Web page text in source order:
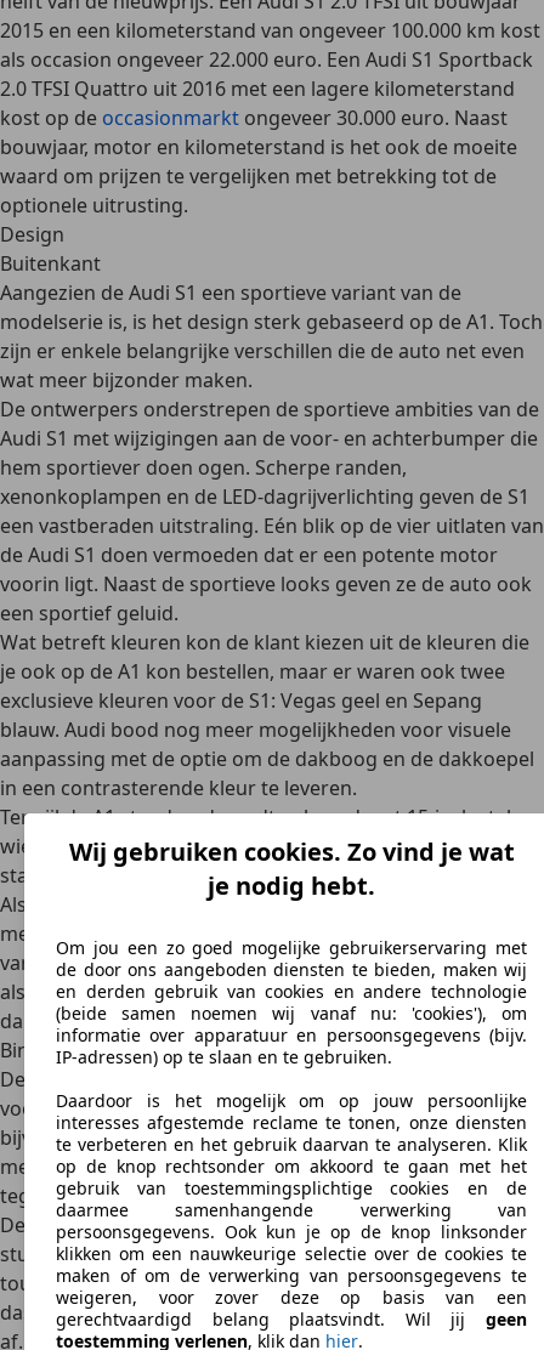
2015 en een kilometerstand van ongeveer 100.000 km kost
als occasion ongeveer 22.000 euro. Een Audi S1 Sportback
2.0 TFSI Quattro uit 2016 met een lagere kilometerstand
kost op de occasionmarkt ongeveer 30.000 euro. Naast
bouwjaar, motor en kilometerstand is het ook de moeite
waard om prijzen te vergelijken met betrekking tot de
optionele uitrusting.
Design
Buitenkant
Aangezien de Audi S1 een sportieve variant van de
modelserie is, is het design sterk gebaseerd op de A1. Toch
zijn er enkele belangrijke verschillen die de auto net even
wat meer bijzonder maken.
De ontwerpers onderstrepen de sportieve ambities van de
Audi S1 met wijzigingen aan de voor- en achterbumper die
hem sportiever doen ogen. Scherpe randen,
xenonkoplampen en de LED-dagrijverlichting geven de S1
een vastberaden uitstraling. Eén blik op de vier uitlaten van
de Audi S1 doen vermoeden dat er een potente motor
voorin ligt. Naast de sportieve looks geven ze de auto ook
een sportief geluid.
Wat betreft kleuren kon de klant kiezen uit de kleuren die
je ook op de A1 kon bestellen, maar er waren ook twee
exclusieve kleuren voor de S1: Vegas geel en Sepang
blauw. Audi bood nog meer mogelijkheden voor visuele
aanpassing met de optie om de dakboog en de dakkoepel
in een contrasterende kleur te leveren.
Terwijl de A1 standaard wordt geleverd met 15-inch stalen
wielen, kunnen kopers van de Audi S1 zich verheugen op
standaard 17-inch lichtmetalen wielen in
5-spaaks design
Als 17-inch velgen nog niet genoeg waren, waren er nog
meer opvallende alternatieven in
varianten. De geslaagde look wordt afgerond door details
als
aluminium-look buitenspiegelkappen en een S-
dakspoiler.
Binnenkant
De sportieve looks van de buitenkant worden naadloos
voortgezet in het interieur van de Audi S1. Opvallend zijn
bijvoorbeeld desportstoelen van een stof/ledercombinatie
met bijpassende contrasterende stiksels. Nappaleer was
tegen meerprijs leverbaar.
De aluminium pedaalset en het driespaaks sportlederen
stuurwiel met afgeplatte onderkant zetten de sportieve
touch voort. Kleine details zoals de extra “S”-badges op het
dashboard, de stoelen en op het stuur maken het geheel
af.
Wij gebruiken cookies. Zo vind je wat
je nodig hebt.
Om jou een zo goed mogelijke gebruikerservaring met
de door ons aangeboden diensten te bieden, maken wij
en derden gebruik van cookies en andere technologie
(beide samen noemen wij vanaf nu: 'cookies'), om
informatie over apparatuur en persoonsgegevens (bijv.
IP-adressen) op te slaan en te gebruiken.
Daardoor is het mogelijk om op jouw persoonlijke
interesses afgestemde reclame te tonen, onze diensten
te verbeteren en het gebruik daarvan te analyseren. Klik
op de knop rechtsonder om akkoord te gaan met het
gebruik van toestemmingsplichtige cookies en de
daarmee samenhangende verwerking van
persoonsgegevens. Ook kun je op de knop linksonder
klikken om een nauwkeurige selectie over de cookies te
maken of om de verwerking van persoonsgegevens te
weigeren, voor zover deze op basis van een
gerechtvaardigd belang plaatsvindt. Wil jij geen
toestemming verlenen, klik dan hier.